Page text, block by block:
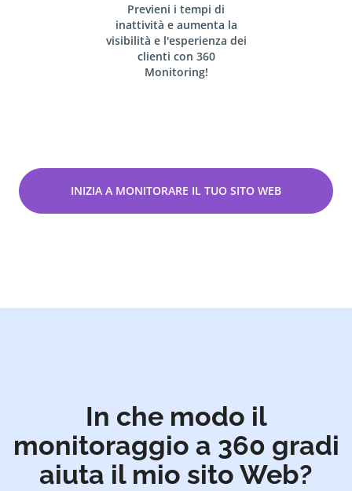
Previeni i tempi di
inattività e aumenta la
visibilità e l'esperienza dei
clienti con 360
Monitoring!
INIZIA A MONITORARE IL TUO SITO WEB
In che modo il
monitoraggio a 360 gradi
aiuta il mio sito Web?